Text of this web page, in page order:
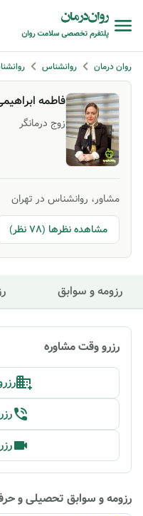
روان درمان روانشناس
فاطمه
زوج درمانگر
مشاور، روانشناس در تهران
مشاهده نظرها (78 نظر)
رزومه و سوابق
رزرو وقت مشاوره
رزومه و سوابق تحصیلی و